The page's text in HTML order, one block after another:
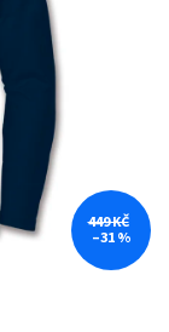
449 KČ
–31 %